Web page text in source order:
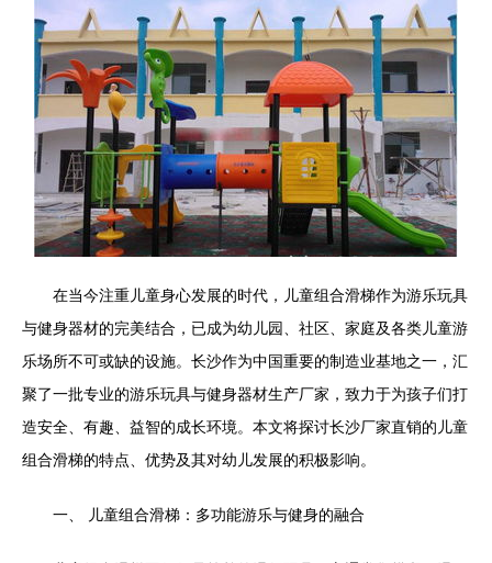
在当今注重儿童身心发展的时代，儿童组合滑梯作为游乐玩具
与健身器材的完美结合，已成为幼儿园、社区、家庭及各类儿童游
乐场所不可或缺的设施。长沙作为中国重要的制造业基地之一，汇
聚了一批专业的游乐玩具与健身器材生产厂家，致力于为孩子们打
造安全、有趣、益智的成长环境。本文将探讨长沙厂家直销的儿童
组合滑梯的特点、优势及其对幼儿发展的积极影响。
一、 儿童组合滑梯：多功能游乐与健身的融合